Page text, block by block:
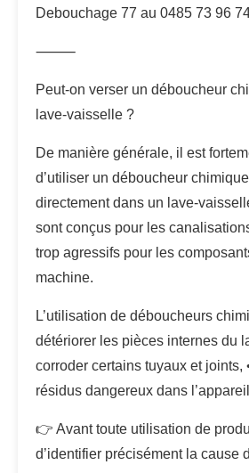
Debouchage 77 au 0485 73 96
⸻
Peut-on verser un déboucheur
lave-vaisselle ?
De manière générale, il est
d’utiliser un déboucheur
directement dans un lave-
sont conçus pour les
trop agressifs pour les
machine.
L’utilisation de déboucheurs
détériorer les pièces internes du
corroder certains tuyaux et joints,
résidus dangereux dans
👉 Avant toute utilisation de
d’identifier précisément la cause